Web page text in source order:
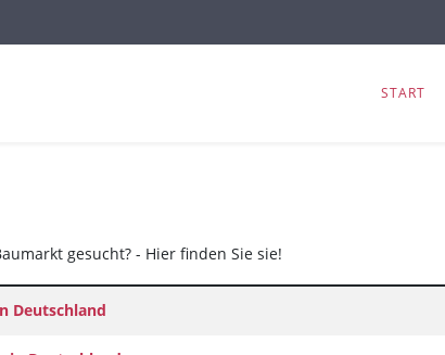
START
gesucht? - Hier finden Sie sie!
Deutschland